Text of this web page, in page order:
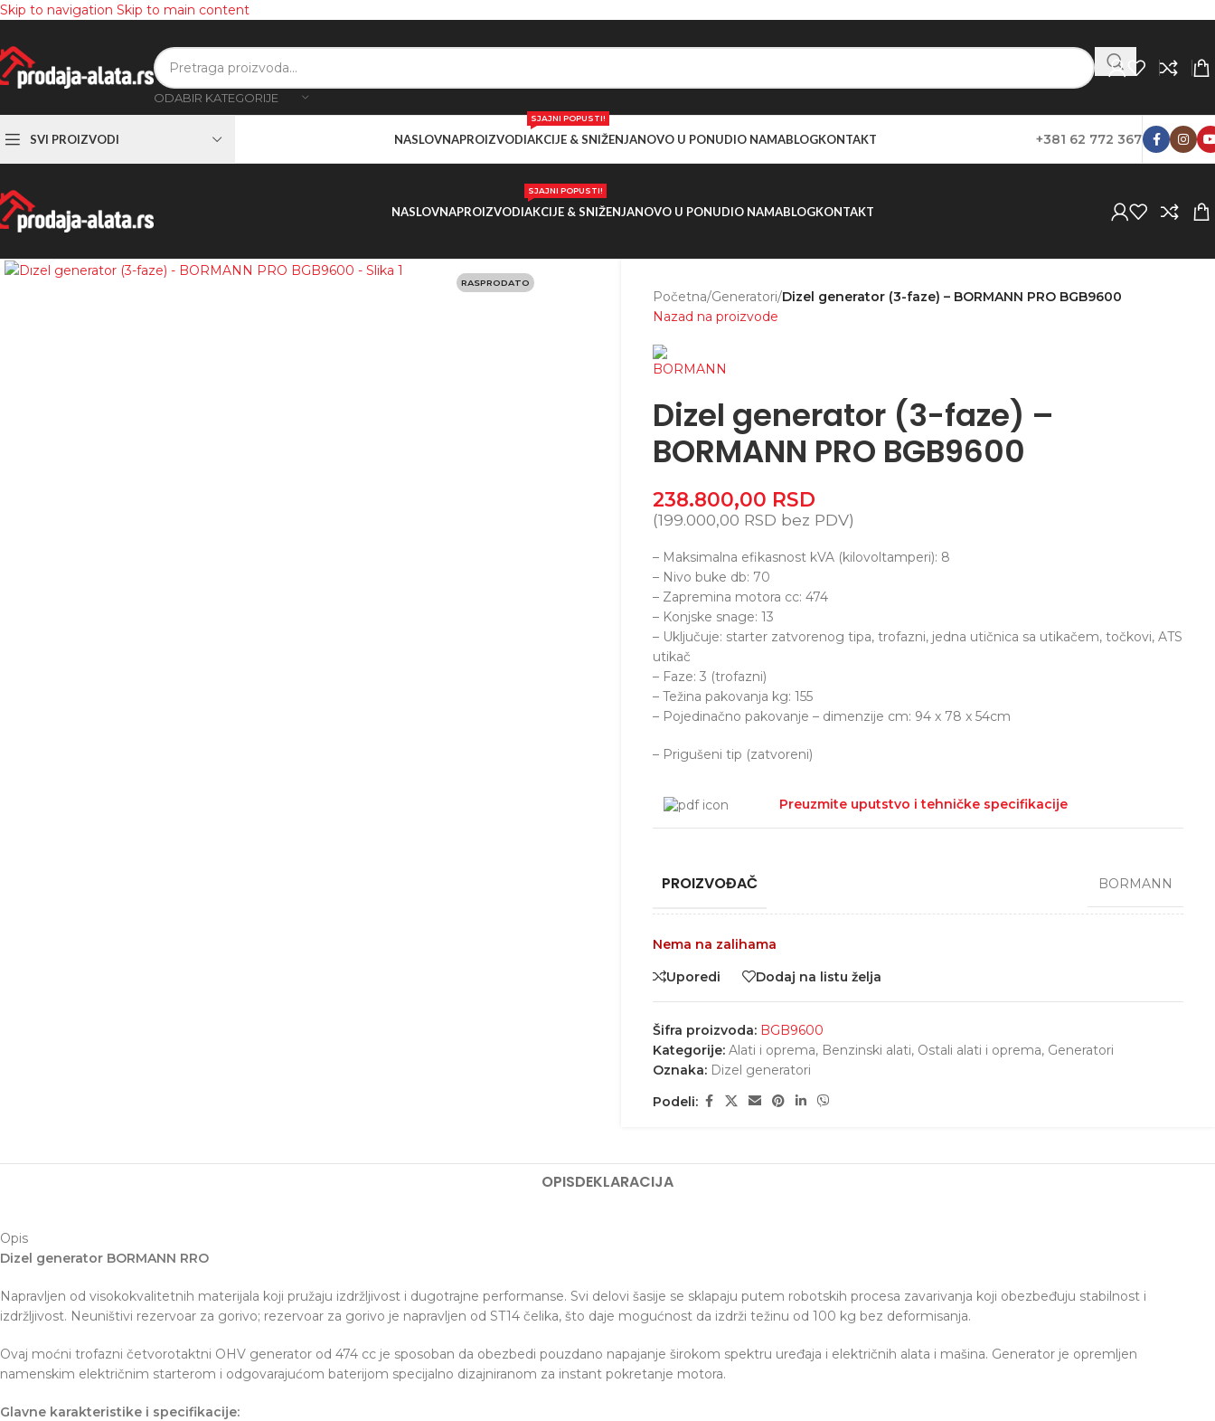
Skip to navigation Skip to main content
ODABIR KATEGORIJE
SVI PROIZVODI NASLOVNAPROIZVODIAKCIJE & SNIŽENJA
SJAJNI POPUSTI!
NOVO U PONUDIO NAMABLOGKONTAKT +381 62 772 367
NASLOVNAPROIZVODIAKCIJE & SNIŽENJA
SJAJNI POPUSTI!
NOVO U PONUDIO NAMABLOGKONTAKT
RASPRODATO
Početna/Generatori/Dizel generator (3-faze) – BORMANN PRO BGB9600
Nazad na proizvode
Dizel generator (3-faze) –
BORMANN PRO BGB9600
238.800,00 RSD
(199.000,00 RSD bez PDV)
– Maksimalna efikasnost kVA (kilovoltamperi): 8
– Nivo buke db: 70
– Zapremina motora cc: 474
– Konjske snage: 13
– Uključuje: starter zatvorenog tipa, trofazni, jedna utičnica sa utikačem, točkovi, ATS
utikač
– Faze: 3 (trofazni)
– Težina pakovanja kg: 155
– Pojedinačno pakovanje – dimenzije cm: 94 x 78 x 54cm
– Prigušeni tip (zatvoreni)
Preuzmite uputstvo i tehničke specifikacije
PROIZVOĐAČ BORMANN
Nema na zalihama
Uporedi
Dodaj na listu želja
Šifra proizvoda: BGB9600
Kategorije: Alati i oprema, Benzinski alati, Ostali alati i oprema, Generatori
Oznaka: Dizel generatori
Podeli:
OPISDEKLARACIJA
Opis
Dizel generator BORMANN RRO
Napravljen od visokokvalitetnih materijala koji pružaju izdržljivost i dugotrajne performanse. Svi delovi šasije se sklapaju putem robotskih procesa zavarivanja koji obezbeđuju stabilnost i
izdržljivost. Neuništivi rezervoar za gorivo; rezervoar za gorivo je napravljen od ST14 čelika, što daje mogućnost da izdrži težinu od 100 kg bez deformisanja.
Ovaj moćni trofazni četvorotaktni OHV generator od 474 cc je sposoban da obezbedi pouzdano napajanje širokom spektru uređaja i električnih alata i mašina. Generator je opremljen
namenskim električnim starterom i odgovarajućom baterijom specijalno dizajniranom za instant pokretanje motora.
Glavne karakteristike i specifikacije: